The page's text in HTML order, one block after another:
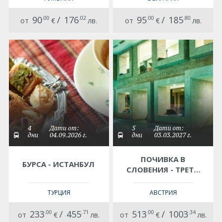
КОНСТАНЦА И
МАМАЯ
от 90 .00 €/ 176 .02 лв.
ПЕЩЕРА-
КРУШУНСКИ
от 95 .00 € / 185 .80 лв.
4
дни
Дати от:
04.09.2026 г.
БУРСА - ИСТАНБУЛ
ТУРЦИЯ
от 233 .00 €/ 455 .71 лв.
5
дни
Дати от:
03.03.2027 г.
ПОЧИВКА В
СЛОВЕНИЯ - ТРЕТИ
РИМСКЕ ТЕРМЕ
АВСТРИЯ
от 513 .00 € / 1003 .34 лв.